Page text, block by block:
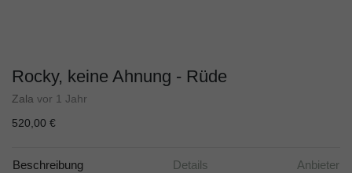
Rocky, keine Ahnung - Rüde
Zala vor 1 Jahr
520,00 €
Beschreibung Details Anbieter